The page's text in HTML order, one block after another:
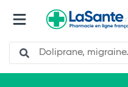
Search